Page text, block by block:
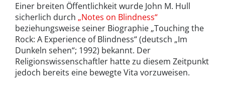
Einer breiten Öffentlichkeit wurde John M. Hull
sicherlich durch „Notes on Blindness“
beziehungsweise seiner Biographie „Touching the
Rock: A Experience of Blindness“ (deutsch „Im
Dunkeln sehen“; 1992) bekannt. Der
Religionswissenschaftler hatte zu diesem Zeitpunkt
jedoch bereits eine bewegte Vita vorzuweisen.